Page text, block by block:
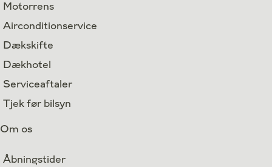
Motorrens
Airconditionservice
Dækskifte
Dækhotel
Serviceaftaler
Tjek før bilsyn
Om os
Åbningstider